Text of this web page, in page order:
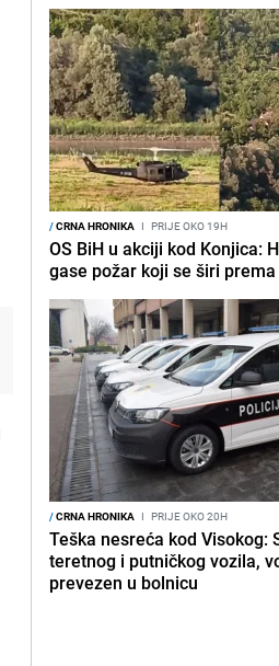
/CRNA HRONIKA I PRIJE OKO 19H
OS BiH u akciji kod Konjica:
gase požar koji se širi
/CRNA HRONIKA I PRIJE OKO 20H
Teška nesreća kod Visokog:
teretnog i putničkog vozila,
prevezen u bolnicu